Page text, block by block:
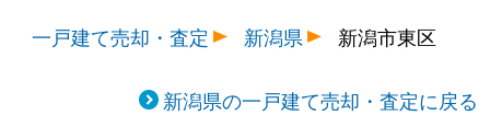
一戸建て売却・査定
新潟県 新潟市東区
新潟県の一戸建て売却・査定に戻る